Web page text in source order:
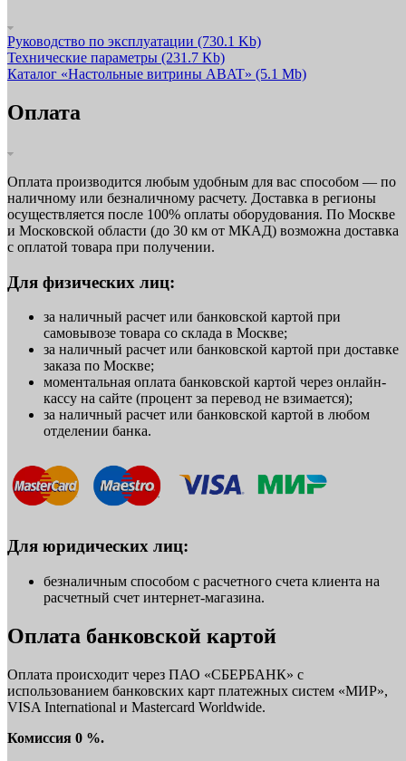
Руководство по эксплуатации (730.1 Kb)
Технические параметры (231.7 Kb)
Каталог «Настольные витрины ABAT» (5.1 Mb)
Оплата
Оплата производится любым удобным для вас способом — по
наличному или безналичному расчету. Доставка в регионы
осуществляется после 100% оплаты оборудования. По Москве
и Московской области (до 30 км от МКАД) возможна доставка
с оплатой товара при получении.
Для физических лиц:
за наличный расчет или банковской картой при
самовывозе товара со склада в Москве;
за наличный расчет или банковской картой при доставке
заказа по Москве;
моментальная оплата банковской картой через онлайн-
кассу на сайте (процент за перевод не взимается);
за наличный расчет или банковской картой в любом
отделении банка.
Для юридических лиц:
безналичным способом с расчетного счета клиента на
расчетный счет интернет-магазина.
Оплата банковской картой
Оплата происходит через ПАО «СБЕРБАНК» с
использованием банковских карт платежных систем «МИР»,
VISA International и Mastercard Worldwide.
Комиссия 0 %.